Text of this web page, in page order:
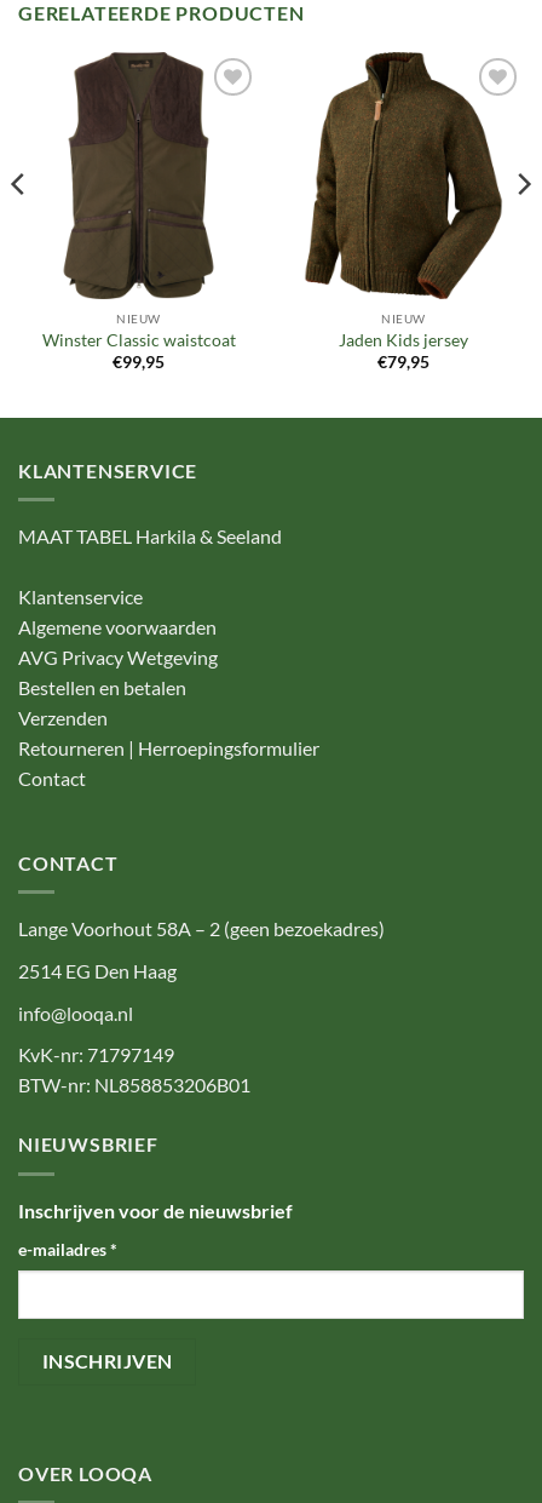
GERELATEERDE PRODUCTEN
aan
verlanglijst
NIEUW
Winster Classic waistcoat
€99,95
Toevoegen
aan
verlanglijst
NIEUW
Jaden Kids jersey
€79,95
KLANTENSERVICE
MAAT TABEL Harkila & Seeland
Klantenservice
Algemene voorwaarden
AVG Privacy Wetgeving
Bestellen en betalen
Verzenden
Retourneren | Herroepingsformulier
Contact
CONTACT
Lange Voorhout 58A – 2 (geen bezoekadres)
2514 EG Den Haag
info@looqa.nl
KvK-nr: 71797149
BTW-nr: NL858853206B01
NIEUWSBRIEF
Inschrijven voor de nieuwsbrief
e-mailadres*
OVER LOOQA